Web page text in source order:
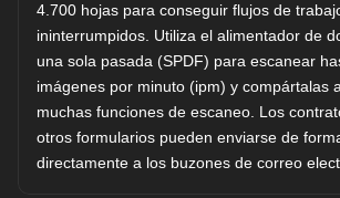
4.700 hojas para conseguir flujos de
ininterrumpidos. Utiliza el alimentador de
una sola pasada (SPDF) para escanear
imágenes por minuto (ipm) y compártalas
muchas funciones de escaneo. Los
otros formularios pueden enviarse de
directamente a los buzones de correo